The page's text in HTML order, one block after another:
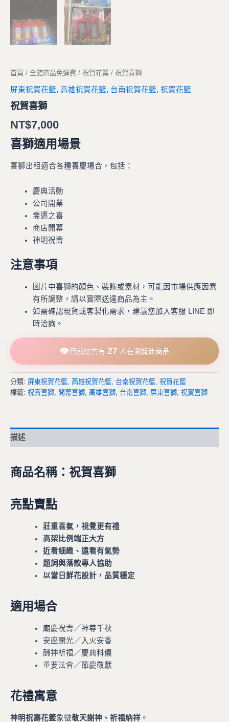
首頁 / 全館商品免運費 / 祝賀花籃 / 祝賀喜獅
屏東祝賀花籃, 高雄祝賀花籃, 台南祝賀花籃, 祝賀花籃
祝賀喜獅
NT$7,000
喜獅適用場景
喜獅出租適合各種喜慶場合，包括：
慶典活動
公司開業
喬遷之喜
商店開幕
神明祝壽
注意事項
圖片中喜獅的顏色、裝飾或素材，可能因市場供應因素
有所調整，請以實際送達商品為主。
如需確認現貨或客製化需求，建議您加入客服 LINE 即
時洽詢。
👁 目前總共有 27 人在瀏覽此商品
分類: 屏東祝賀花籃 高雄祝賀花籃 台南祝賀花籃 祝賀花籃
標籤: 祝壽喜獅 開幕喜獅 高雄喜獅 台南喜獅 屏東喜獅 祝賀喜獅
描述
商品名稱：祝賀喜獅
亮點賣點
莊重喜氣，視覺更有禮
高架比例端正大方
近看細緻、遠看有氣勢
題詞與落款專人協助
以當日鮮花設計，品質穩定
適用場合
廟慶祝壽／神尊千秋
安座開光／入火安香
酬神祈福／慶典科儀
重要法會／節慶敬獻
花禮寓意
神明祝壽花籃象徵敬天謝神、祈福納祥 。